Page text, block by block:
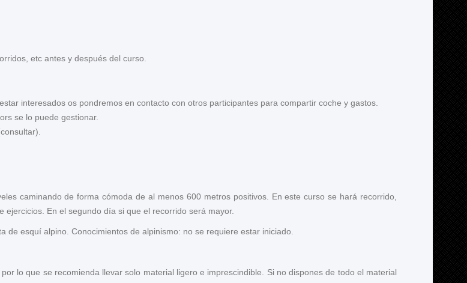
etc antes y después del curso.
interesados os pondremos en contacto con otros participantes para compartir coche y gastos.
se lo puede gestionar.
caminando de forma cómoda de al menos 600 metros positivos. En este curso se hará recorrido,
En el segundo día si que el recorrido será mayor.
esquí alpino. Conocimientos de alpinismo: no se requiere estar iniciado.
lo que se recomienda llevar solo material ligero e imprescindible. Si no dispones de todo el material